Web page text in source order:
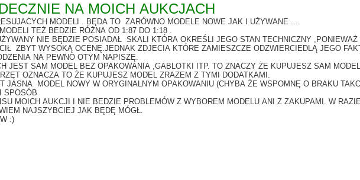
NA MOICH AUKCJACH
MODELI . BĘDA TO ZARÓWNO MODELE NOWE JAK I UŻYWANE ....
TEŻ BEDZIE RÓŻNA OD 1:87 DO 1:18 .
NIE BĘDZIE POSIADAŁ SKALI KTÓRA OKREŚLI JEGO STAN TECHNICZNY
ZBYT WYSOKĄ OCENĘ.JEDNAK ZDJECIA KTÓRE ZAMIESZCZE ODZWIERCIEDLĄ JEGO
NA PEWNO OTYM NAPISZĘ.
JEST SAM MODEL BEZ OPAKOWANIA ,GABLOTKI ITP. TO ZNACZY ŻE KUPUJESZ SAM
OZNACZA TO ŻE KUPUJESZ MODEL ZRAZEM Z TYMI DODATKAMI.
MODEL NOWY W ORYGINALNYM OPAKOWANIU (CHYBA ŻE WSPOMNĘ O BRAKU
SPOSÓB
MOICH AUKCJI I NIE BEDZIE PROBLEMÓW Z WYBOREM MODELU ANI Z ZAKUPAMI. W
NAJSZYBCIEJ JAK BĘDĘ MÓGŁ.
:)